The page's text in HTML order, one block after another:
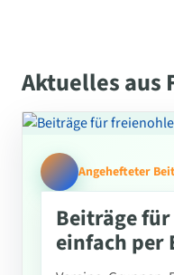
Aktuelles aus
Angehefteter
Beiträge
einfach per